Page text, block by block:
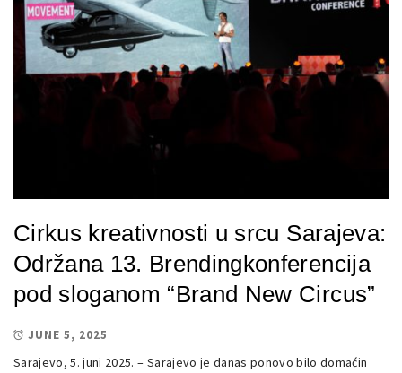
Cirkus kreativnosti u srcu Sarajeva:
Održana 13. Brendingkonferencija
pod sloganom “Brand New Circus”
JUNE 5, 2025
Sarajevo, 5. juni 2025. – Sarajevo je danas ponovo bilo domaćin